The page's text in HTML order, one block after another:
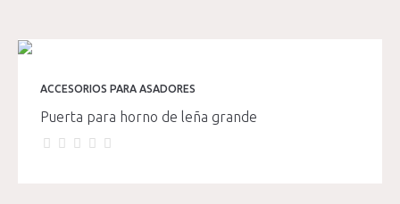
ACCESORIOS PARA ASADORES
Puerta para horno de leña grande